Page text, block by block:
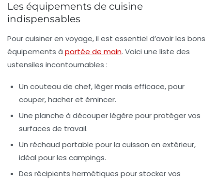
Les équipements de cuisine
indispensables
Pour cuisiner en voyage, il est essentiel d’avoir les bons
équipements à portée de main. Voici une liste des
ustensiles incontournables :
Un couteau de chef, léger mais efficace, pour
couper, hacher et émincer.
Une planche à découperlégère pour protéger vos
surfaces de travail.
Un réchaud portable pour la cuisson en extérieur,
idéal pour les campings.
Des récipients hermétiques pour stocker vos